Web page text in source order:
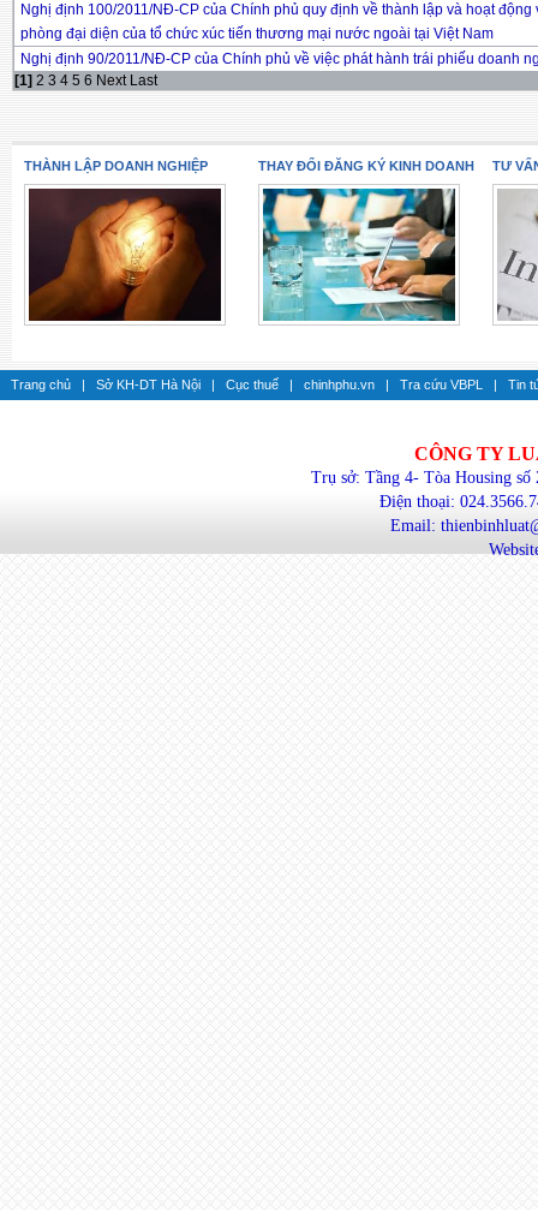
Nghị định 100/2011/NĐ-CP của Chính phủ quy định về thành lập và hoạt động
phòng đại diện của tổ chức xúc tiến thương mại nước ngoài tại Việt Nam
Nghị định 90/2011/NĐ-CP của Chính phủ về việc phát hành trái phiếu doanh
[1] 2 3 4 5 6 Next Last
THÀNH LẬP DOANH NGHIỆP THAY ĐỔI ĐĂNG KÝ KINH DOANH TƯ
Trang chủ | Sở KH-DT Hà Nội | Cục thuế | chinhphu.vn | Tra cứu VBPL | Tin
CÔNG TY
Trụ sở: Tầng 4- Tòa Housing
Điện thoại:
Email: